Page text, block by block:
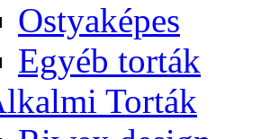
Ostyaképes
Egyéb torták
Torták